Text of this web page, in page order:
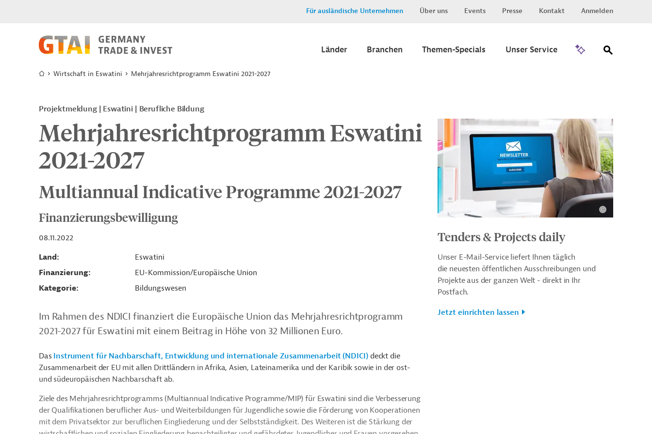
Für ausländische Unternehmen Über uns Events Presse Kontakt Anmelden
Länder Branchen Themen-Specials Unser Service
Wirtschaft in Eswatini Mehrjahresrichtprogramm Eswatini 2021-2027
Projektmeldung Eswatini Berufliche Bildung
Mehrjahresrichtprogramm Eswatini
2021-2027
Multiannual Indicative Programme 2021-2027
Finanzierungsbewilligung
08.11.2022
Land
Eswatini
Finanzierung
EU-Kommission/Europäische Union
Kategorie
Bildungswesen
Im Rahmen des NDICI finanziert die Europäische Union das Mehrjahresrichtprogramm
2021-2027 für Eswatini mit einem Beitrag in Höhe von 32 Millionen Euro.
Das Instrument für Nachbarschaft, Entwicklung und internationale Zusammenarbeit (NDICI) deckt die
Zusammenarbeit der EU mit allen Drittländern in Afrika, Asien, Lateinamerika und der Karibik sowie in der ost-
und südeuropäischen Nachbarschaft ab.
Ziele des Mehrjahresrichtprogramms (Multiannual Indicative Programme/MIP) für Eswatini sind die Verbesserung
der Qualifikationen beruflicher Aus- und Weiterbildungen für Jugendliche sowie die Förderung von Kooperationen
mit dem Privatsektor zur beruflichen Eingliederung und der Selbstständigkeit. Des Weiteren ist die Stärkung der
Tenders & Projects daily
Unser E-Mail-Service liefert Ihnen täglich
die neuesten öffentlichen Ausschreibungen und
Projekte aus der ganzen Welt - direkt in Ihr
Postfach.
Jetzt einrichten lassen